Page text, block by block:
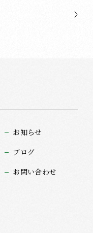
お知らせ
ブログ
お問い合わせ